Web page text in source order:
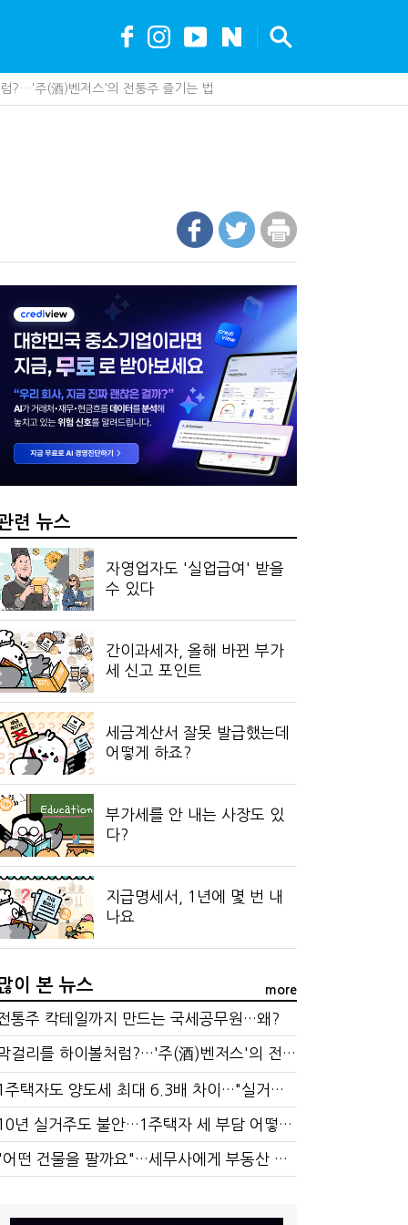
?…'주(酒)벤저스'의 전통주 즐기는 법
지 않았다…미국의 강제노동 관세 전략
못 산다…지자체도 '경영'의 시대
…1주택자 세 부담 어떻게 달라질까
"…세무사에게 부동산 고민을 털어놓는 이유
상속은 기술…납세자가 꼭 볼 5가지
금 1억…국세청·관세청 누가 가져갈까
세금 인하…환급 플랫폼 수익성 악화될까
'콕' 집는 세관 직원 정체는?
공제…임광현 "무한정 혜택, 공정한가"
생산땐 세금 깎아준다
효과…'올○스' 운영법인 폐업
만드는 국세공무원…왜?
련 뉴스
자영업자도 '실업급여' 받을
수 있다
간이과세자, 올해 바뀐 부가
세 신고 포인트
세금계산서 잘못 발급했는데
어떻게 하죠?
부가세를 안 내는 사장도 있
다?
지급명세서, 1년에 몇 번 내
나요
이 본 뉴스 more
통주 칵테일까지 만드는 국세공무원…왜?
막걸리를 하이볼처럼?…'주(酒)벤저스'의 전통주 즐기는 법
1주택자도 양도세 최대 6.3배 차이…"실거주 요건 강화하자"
10년 실거주도 불안…1주택자 세 부담 어떻게 달라질까
"어떤 건물을 팔까요"…세무사에게 부동산 고민을 털어놓는 이유